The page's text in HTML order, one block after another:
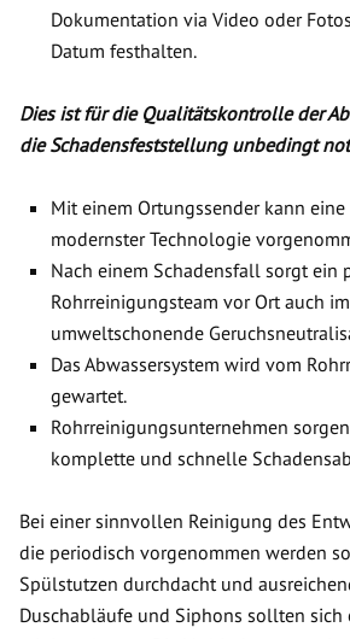
Dokumentation via Video oder
Datum festhalten.
Dies ist für die Qualitätskontrolle der
die Schadensfeststellung unbedingt
Mit einem Ortungssender kann
modernster Technologie
Nach einem Schadensfall sorgt ein
Rohrreinigungsteam vor Ort auch
umweltschonende
Das Abwassersystem wird vom
gewartet.
Rohrreinigungsunternehmen
komplette und schnelle
Bei einer sinnvollen Reinigung des
die periodisch vorgenommen werden
Spülstutzen durchdacht und
Duschabläufe und Siphons sollten